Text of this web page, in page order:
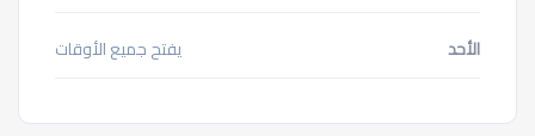
الأحد يفتح جميع الأوقات